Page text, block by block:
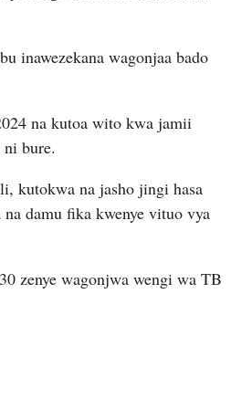
inawezekana wagonjaa bado
na kutoa wito kwa jamii
bure.
kutokwa na jasho jingi hasa
damu fika kwenye vituo vya
zenye wagonjwa wengi wa TB